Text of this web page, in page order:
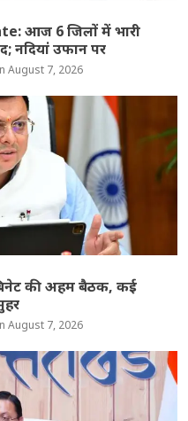
आज 6 जिलों में भारी
नदियां उफान पर
August 7, 2026
की अहम बैठक, कई
August 7, 2026